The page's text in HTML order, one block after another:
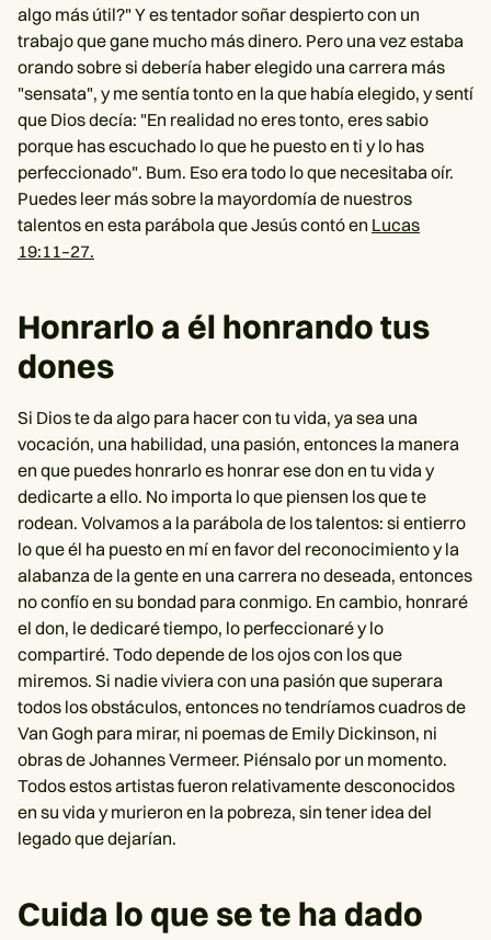
algo más útil?" Y es tentador soñar despierto con un
trabajo que gane mucho más dinero. Pero una vez estaba
orando sobre si debería haber elegido una carrera más
"sensata", y me sentía tonto en la que había elegido, y sentí
que Dios decía: "En realidad no eres tonto, eres sabio
porque has escuchado lo que he puesto en ti y lo has
perfeccionado". Bum. Eso era todo lo que necesitaba oír.
Puedes leer más sobre la mayordomía de nuestros
talentos en esta parábola que Jesús contó en Lucas
19:11–27.
Honrarlo a él honrando tus
dones
Si Dios te da algo para hacer con tu vida, ya sea una
vocación, una habilidad, una pasión, entonces la manera
en que puedes honrarlo es honrar ese don en tu vida y
dedicarte a ello. No importa lo que piensen los que te
rodean. Volvamos a la parábola de los talentos: si entierro
lo que él ha puesto en mí en favor del reconocimiento y la
alabanza de la gente en una carrera no deseada, entonces
no confío en su bondad para conmigo. En cambio, honraré
el don, le dedicaré tiempo, lo perfeccionaré y lo
compartiré. Todo depende de los ojos con los que
miremos. Si nadie viviera con una pasión que superara
todos los obstáculos, entonces no tendríamos cuadros de
Van Gogh para mirar, ni poemas de Emily Dickinson, ni
obras de Johannes Vermeer. Piénsalo por un momento.
Todos estos artistas fueron relativamente desconocidos
en su vida y murieron en la pobreza, sin tener idea del
legado que dejarían.
Cuida lo que se te ha dado